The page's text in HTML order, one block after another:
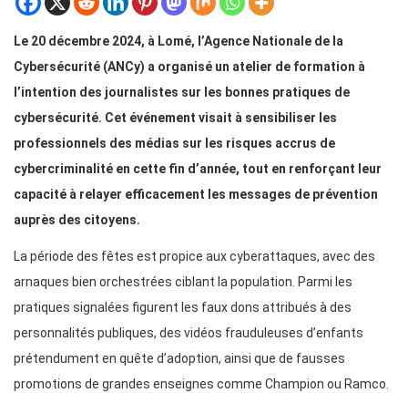
Le 20 décembre 2024, à Lomé, l’Agence Nationale de la
Cybersécurité (ANCy) a organisé un atelier de formation à
l’intention des journalistes sur les bonnes pratiques de
cybersécurité. Cet événement visait à sensibiliser les
professionnels des médias sur les risques accrus de
cybercriminalité en cette fin d’année, tout en renforçant leur
capacité à relayer efficacement les messages de prévention
auprès des citoyens.
La période des fêtes est propice aux cyberattaques, avec des
arnaques bien orchestrées ciblant la population. Parmi les
pratiques signalées figurent les faux dons attribués à des
personnalités publiques, des vidéos frauduleuses d’enfants
prétendument en quête d’adoption, ainsi que de fausses
promotions de grandes enseignes comme Champion ou Ramco.